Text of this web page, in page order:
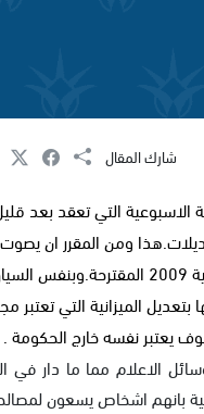
شارك المقال
الاسبوعية التي تعقد
ومن المقرر ان
المتقاعدين ايضاً ضد الميزانية وذلك على خلفية تقليص 7 مليارد
بتعديل الميزانية التي
يعتبر نفسه خارج الحكومة .
لعام 2009, ومن الذي تسرب الى وسائل
بانهم اشخاص يسعون